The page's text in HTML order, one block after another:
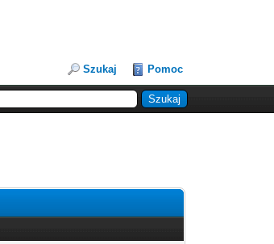
Szukaj Pomoc